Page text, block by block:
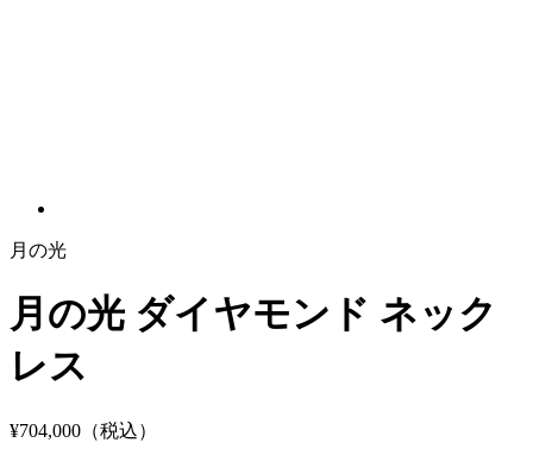
月の光
月の光 ダイヤモンド ネック
レス
¥704,000 （税込）